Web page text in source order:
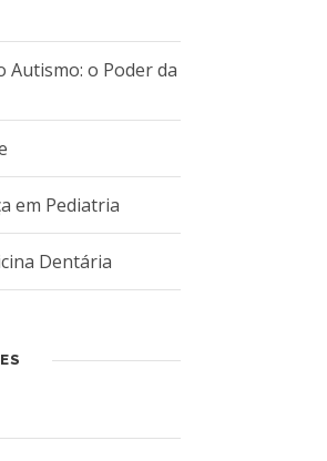
Autismo: o Poder da
em Pediatria
Dentária